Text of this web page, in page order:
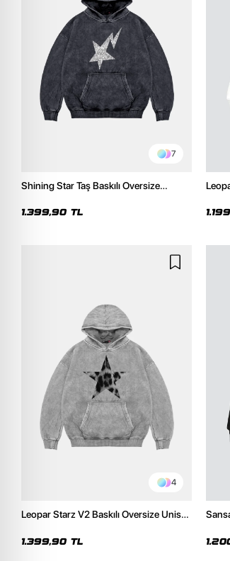
7
Shining Star Taş Baskılı Oversize
1.399,90 TL
4
Leopar Starz V2 Baskılı Oversize Unisex
1.399,90 TL